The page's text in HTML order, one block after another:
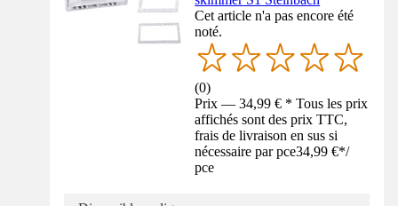
Cet article n'a pas encore été
noté.
(0)
Prix — 34,99 € * Tous les prix
affichés sont des prix TTC,
frais de livraison en sus si
nécessaire par pce34,99 €*/
pce